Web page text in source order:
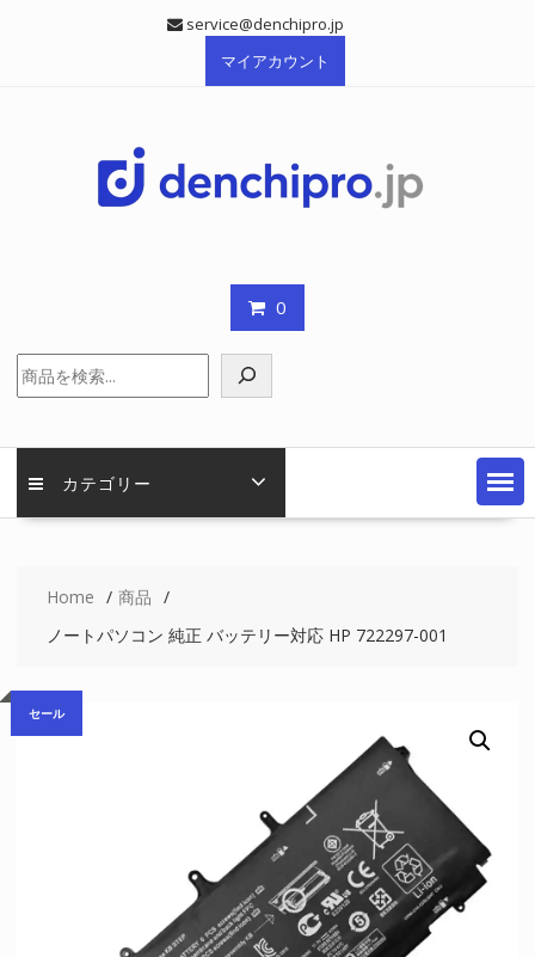
service@denchipro.jp
マイアカウント
0
索
カテゴリー
Home
商品
ノートパソコン 純正 バッテリー対応 HP 722297-001
セール